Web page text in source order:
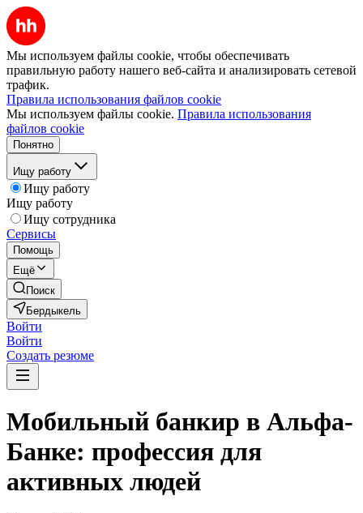
Мы используем файлы cookie, чтобы обеспечивать
правильную работу нашего веб-сайта и анализировать сетевой
трафик.
Правила использования файлов cookie
Мы используем файлы cookie. Правила использования
файлов cookie
Понятно
Ищу работу
Ищу работу
Ищу работу
Ищу сотрудника
Сервисы
Помощь
Ещё
Поиск
Бердыкель
Войти
Войти
Создать резюме
Мобильный банкир в Альфа-
Банке: профессия для
активных людей